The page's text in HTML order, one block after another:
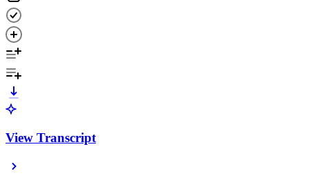
View Transcript